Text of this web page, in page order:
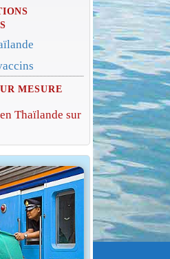
MESURE
Thaïlande sur